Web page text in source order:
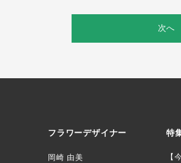
次へ
フラワーデザイナー
岡崎 由美
特
【